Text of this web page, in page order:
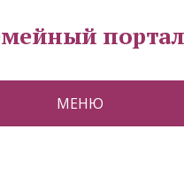
портал
МЕНЮ